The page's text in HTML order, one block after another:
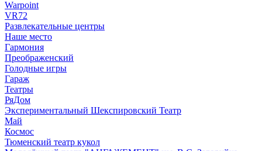
Warpoint
VR72
Развлекательные центры
Наше место
Гармония
Преображенский
Голодные игры
Гараж
Театры
РяДом
Экспериментальный Шекспировский Театр
Май
Космос
Тюменский театр кукол